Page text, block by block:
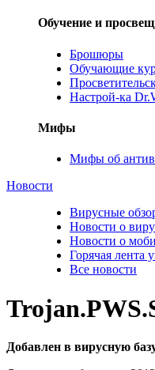
Обучение и
Брошюры
Обучающие
Настрой-ка
Мифы
Мифы об
Новости
Вирусные
Новости о
Новости о
Горячая лента
Все новости
Добавлен в вирусную